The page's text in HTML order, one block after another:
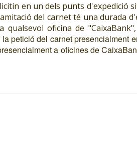
en un dels punts d'expedició
del carnet té una durada
oficina de
petició del carnet presencialment
a oficines de